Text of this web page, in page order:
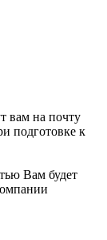
вам на почту
подготовке к
Вам будет